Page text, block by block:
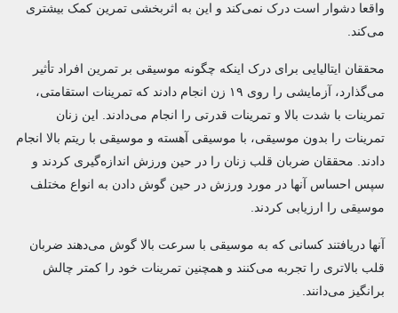
واقعا دشوار است درک نمی‌کند و این به اثربخشی تمرین کمک بیشتری
می‌کند.
محققان ایتالیایی برای درک اینکه چگونه موسیقی بر تمرین‌ افراد تأثیر
می‌گذارد، آزمایشی را روی ۱۹ زن انجام دادند که تمرینات استقامتی،
تمرینات با شدت بالا و تمرینات قدرتی را انجام می‌دادند. این زنان
تمرینات را بدون موسیقی، با موسیقی آهسته و موسیقی با ریتم بالا انجام
دادند. محققان ضربان قلب زنان را در حین ورزش اندازه‌گیری کردند و
سپس احساس آنها در مورد ورزش در حین گوش دادن به انواع مختلف
موسیقی را ارزیابی کردند.
آنها دریافتند کسانی که به موسیقی با سرعت بالا گوش می‌دهند ضربان
قلب بالاتری را تجربه می‌کنند و همچنین تمرینات خود را کمتر چالش
برانگیز می‌دانند.